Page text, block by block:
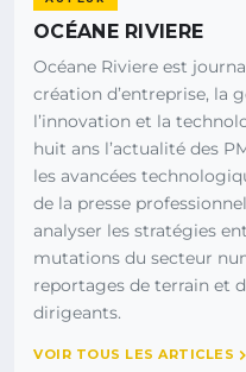
OCÉANE RIVIERE
Océane Riviere est
création d’entreprise, la
l’innovation et la
huit ans l’actualité des
les avancées
de la presse
analyser les stratégies
mutations du secteur
reportages de terrain et
dirigeants.
VOIR TOUS LES ARTICLES